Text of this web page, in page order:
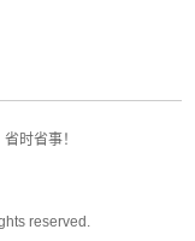
时省事！
reserved.